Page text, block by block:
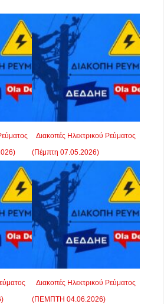
Διακοπές Ηλεκτρικού Ρεύματος
(Πέμπτη 07.05.2026)
Διακοπές Ηλεκτρικού Ρεύματος
(ΠΕΜΠΤΗ 04.06.2026)